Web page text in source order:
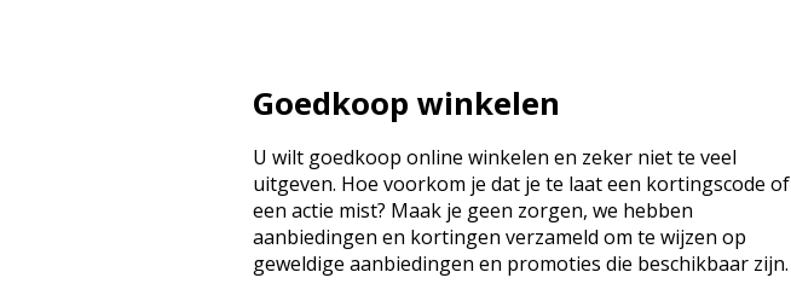
Goedkoop winkelen
U wilt goedkoop online winkelen en zeker niet te veel
uitgeven. Hoe voorkom je dat je te laat een kortingscode of
een actie mist? Maak je geen zorgen, we hebben
aanbiedingen en kortingen verzameld om te wijzen op
geweldige aanbiedingen en promoties die beschikbaar zijn.